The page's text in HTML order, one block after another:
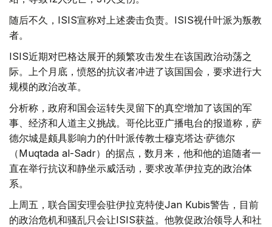
随后不久，ISIS宣称对上述袭击负责。ISIS视什叶派为叛教
者。
ISIS近期对巴格达展开的频繁攻击发生在该国政治动荡之
际。上个月底，愤怒的抗议者冲进了该国国会，要求进行大
规模的政治改革。
分析称，政府和国会运转失灵留下的真空增加了该国的军
事、经济和人道主义挑战。哥伦比亚广播电台的报道称，萨
德尔城是颇具影响力的什叶派传教士穆克塔达·萨德尔
（Muqtada al-Sadr）的据点，数月来，他和他的追随者一
直在举行抗议和静坐示威活动，要求改革伊拉克的政治体
系。
上周五，联合国安理会驻伊拉克特使Jan Kubis警告，目前
的政治危机和骚乱只会让ISIS获益。他敦促政治领导人和社